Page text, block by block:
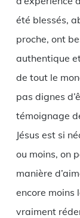
été blessés,
proche, ont
authentique
de tout le
pas dignes
témoignage
Jésus est si
ou moins, on
manière
encore moins
vraiment